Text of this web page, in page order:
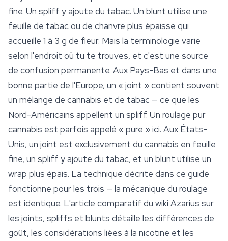
fine. Un spliff y ajoute du tabac. Un blunt utilise une
feuille de tabac ou de chanvre plus épaisse qui
accueille 1 à 3 g de fleur. Mais la terminologie varie
selon l'endroit où tu te trouves, et c'est une source
de confusion permanente. Aux Pays-Bas et dans une
bonne partie de l'Europe, un « joint » contient souvent
un mélange de cannabis et de tabac — ce que les
Nord-Américains appellent un spliff. Un roulage pur
cannabis est parfois appelé « pure » ici. Aux États-
Unis, un joint est exclusivement du cannabis en feuille
fine, un spliff y ajoute du tabac, et un blunt utilise un
wrap plus épais. La technique décrite dans ce guide
fonctionne pour les trois — la mécanique du roulage
est identique. L'article comparatif du wiki Azarius sur
les joints, spliffs et blunts détaille les différences de
goût, les considérations liées à la nicotine et les